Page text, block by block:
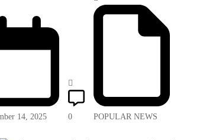
14, 2025 0 POPULAR NEWS